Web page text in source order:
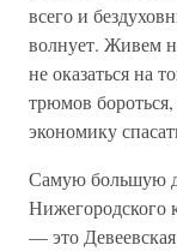
всего и
волнует. Живем
не оказаться на
трюмов
экономику
Самую большую
Нижегородского
— это